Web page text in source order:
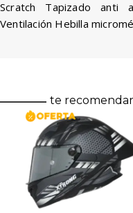
Scratch Tapizado anti
Ventilación Hebilla
te